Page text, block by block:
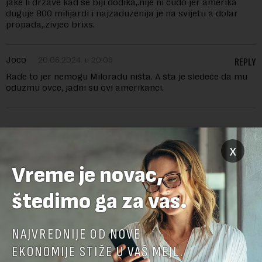
duguje 800 milijardi i najzaduzenija je na svijetu a dolar
propada,.zivjeo brixs.
Joco 20.06.2024. u 20:09
Rade to jer nemogu Miloradu ništa. A šta je sledeće da mu
oduzmu ovce, jadni su ovi amerikanci.
REPLY
x
Vreme je novac,
štedimo ga za vas.
NAJVREDNIJE OD NOVE
EKONOMIJE STIŽE U VAŠ MEJL.